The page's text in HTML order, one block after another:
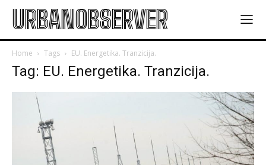
URBANOBSERVER
Home Tags EU. Energetika. Tranzicija.
Tag: EU. Energetika. Tranzicija.